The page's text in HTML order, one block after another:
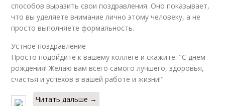
способов выразить свои поздравления. Оно показывает,
что вы уделяете внимание лично этому человеку, а не
просто выполняете формальность.
Устное поздравление
Просто подойдите к вашему коллеге и скажите: "С днем
рождения! Желаю вам всего самого лучшего, здоровья,
счастья и успехов в вашей работе и жизни!"
Читать дальше →